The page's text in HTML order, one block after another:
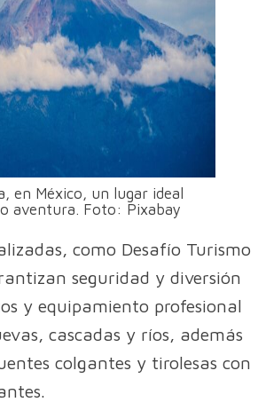
en México, un lugar ideal
aventura. Foto: Pixabay
como Desafío Turismo
seguridad y diversión
y equipamiento profesional
cascadas y ríos, además
colgantes y tirolesas con